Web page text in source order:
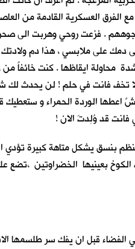
مع الفرق العسكرية القادمة
. فزعت روحي وهربت الى
دمك على ملابسي ، هذا دم
محاولة ايقاظها . كنت خائفاً
تخف فانت في حلم ! لن يحدث لك
الوردة الحمراء و
فانت قد وُلِدتَ الان !
بنسق يشكل متاهة كبيرة
بعينيها الخضراوتين ،تضع
قبل ان يفك سر طلسمها